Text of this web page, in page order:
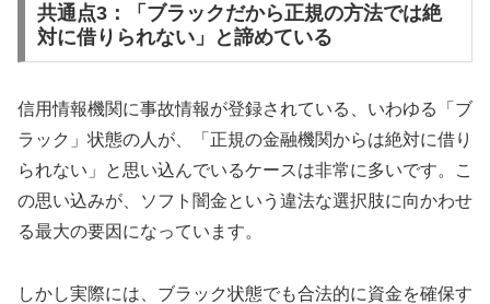
共通点3：「ブラックだから正規の方法では絶
対に借りられない」と諦めている
信用情報機関に事故情報が登録されている、いわゆる「ブ
ラック」状態の人が、「正規の金融機関からは絶対に借り
られない」と思い込んでいるケースは非常に多いです。こ
の思い込みが、ソフト闇金という違法な選択肢に向かわせ
る最大の要因になっています。
しかし実際には、ブラック状態でも合法的に資金を確保す